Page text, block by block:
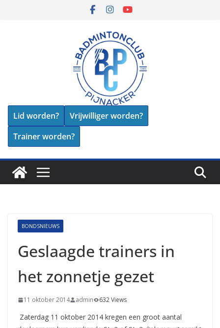
Lid worden?
Vrijwilliger worden?
Trainer worden?
BONDSNIEUWS
Geslaagde trainers in
het zonnetje gezet
11 oktober 2014 admin 632 Views
Zaterdag 11 oktober 2014 kregen een groot aantal